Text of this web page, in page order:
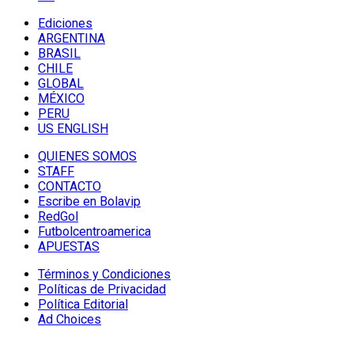
Ediciones
ARGENTINA
BRASIL
CHILE
GLOBAL
MÉXICO
PERU
US ENGLISH
QUIENES SOMOS
STAFF
CONTACTO
Escribe en Bolavip
RedGol
Futbolcentroamerica
APUESTAS
Términos y Condiciones
Políticas de Privacidad
Política Editorial
Ad Choices